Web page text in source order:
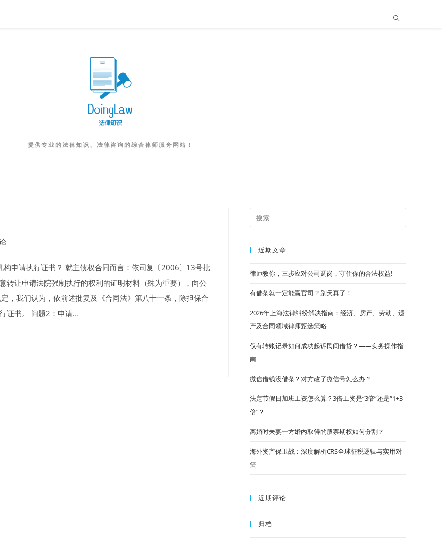
提供专业的法律知识、法律咨询的综合律师服务网站！
申请执行证书？ 就主债权合同而言：依司复〔2006〕13号批
转让申请法院强制执行的权利的证明材料（殊为重要），向公
，我们认为，依前述批复及《合同法》第八十一条，除担保合
证书。 问题2：申请…
近期文章
律师教你，三步应对公司调岗，守住你的合法权益!
有借条就一定能赢官司？别天真了！
2026年上海法律纠纷解决指南：经济、房产、劳动、遗
产及合同领域律师甄选策略
仅有转账记录如何成功起诉民间借贷？——实务操作指
南
微信借钱没借条？对方改了微信号怎么办？
法定节假日加班工资怎么算？3倍工资是“3倍”还是“1+3
倍”？
离婚时夫妻一方婚内取得的股票期权如何分割？
海外资产保卫战：深度解析CRS全球征税逻辑与实用对
策
近期评论
归档